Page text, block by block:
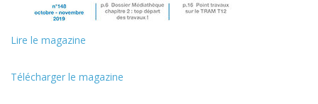
Lire le magazine
Télécharger le magazine